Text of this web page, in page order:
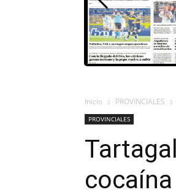
Inicio PROVINCIALES
PROVINCIALES